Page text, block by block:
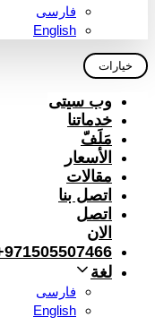
فارسی
English
خيارات
وب سیتی
خدماتنا
مَلَفّ
الأسعار
مقالات
اتصل بنا
اتصل
الان
971505507466+
لغة
فارسی
English